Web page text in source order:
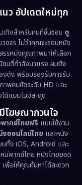
(13)
(5)
(94)
(1,513)
(17)
(61)
(227)
(36)
1974
ว อัปเดตใหม่ทุก
ทิงสำหรับคนที่ชื่นชอบ ดู
งจร ไม่ว่าคุณจะชอบหนัง
รหนังคุณภาพมาให้เลือก
ยมที่กำลังมาแรง ผมยัง
งดัง พร้อมรองรับการรับ
าพคมชัดระดับ HD และ
ด้แบบไม่มีสะดุด
โฆษณากวนใจ
ากย์ไทยฟรี แบบใช้งาน
งออนไลน์ไทย และหนัง
บทั้ง iOS, Android และ
ม่พากย์ไทย หนังไทยยอด
พื่อให้คุณค้นหาได้สะดวก